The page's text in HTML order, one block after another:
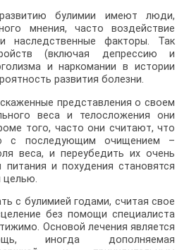
булимии имеют люди,
мнения, часто воздействие
наследственные факторы. Так
(включая депрессию и
и наркомании в истории
развития болезни.
представления о своем
веса и телосложения они
того, часто они считают, что
с последующим очищением –
веса, и переубедить их очень
и похудения становятся
целью.
с булимией годами, считая свое
без помощи специалиста
Основой лечения является
иногда дополняемая